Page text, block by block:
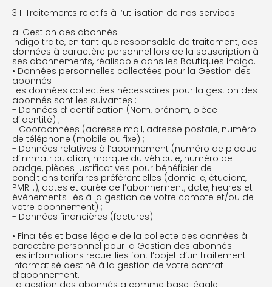
3.1. Traitements relatifs à l’utilisation de nos services
a. Gestion des abonnés
Indigo traite, en tant que responsable de traitement, des
données à caractère personnel lors de la souscription à
ses abonnements, réalisable dans les Boutiques Indigo.
• Données personnelles collectées pour la Gestion des
abonnés
Les données collectées nécessaires pour la gestion des
abonnés sont les suivantes :
- Données d’identification (Nom, prénom, pièce
d’identité) ;
- Coordonnées (adresse mail, adresse postale, numéro
de téléphone (mobile ou fixe) ;
- Données relatives à l’abonnement (numéro de plaque
d’immatriculation, marque du véhicule, numéro de
badge, pièces justificatives pour bénéficier de
conditions tarifaires préférentielles (domicile, étudiant,
PMR…), dates et durée de l’abonnement, date, heures et
évènements liés à la gestion de votre compte et/ou de
votre abonnement) ;
- Données financières (factures).
• Finalités et base légale de la collecte des données à
caractère personnel pour la Gestion des abonnés
Les informations recueillies font l’objet d’un traitement
informatisé destiné à la gestion de votre contrat
d’abonnement.
La gestion des abonnés a comme base légale